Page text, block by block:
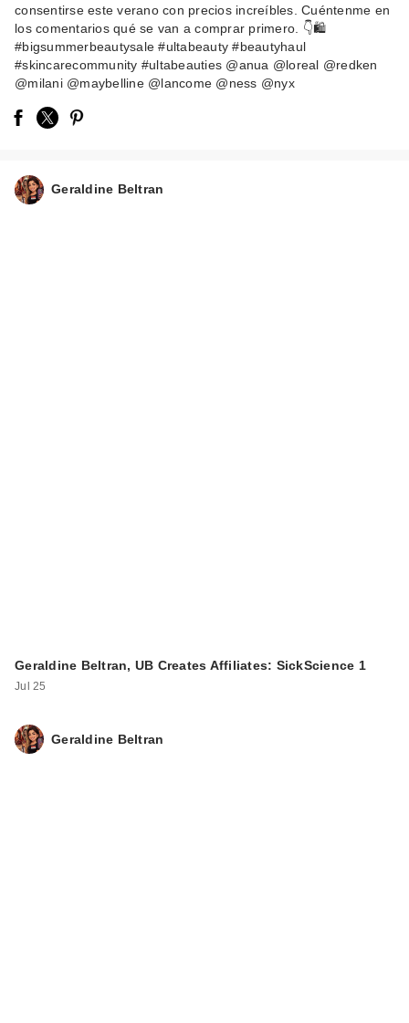
consentirse este verano con precios increíbles. Cuéntenme en
los comentarios qué se van a comprar primero. 👇🛍️
#bigsummerbeautysale #ultabeauty #beautyhaul
#skincarecommunity #ultabeauties @anua @loreal @redken
@milani @maybelline @lancome @ness @nyx
Geraldine Beltran
Geraldine Beltran, UB Creates Affiliates: SickScience 1
Jul 25
Geraldine Beltran